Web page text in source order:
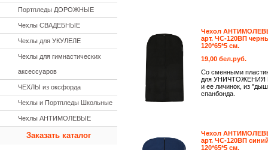
Портпледы ДОРОЖНЫЕ
Чехлы СВАДЕБНЫЕ
Чехлы для УКУЛЕЛЕ
Чехлы для гимнастических
аксессуаров
ЧЕХЛЫ из оксфорда
Чехлы и Портпледы Школьные
Чехлы АНТИМОЛЕВЫЕ
Заказать каталог
Чехол
арт. ЧС-120ВП
120*65*5 см.
19,00 бел.руб.
Со сменными
для
и ее личинок, из
спанбонда.
Чехол
арт. ЧС-120ВП
120*65*5 см,